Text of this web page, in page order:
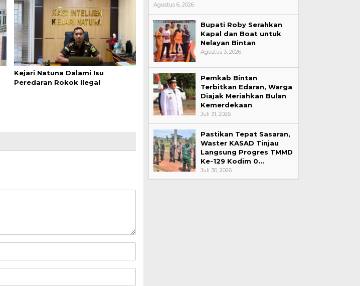
Kejari Natuna Dalami Isu
Peredaran Rokok Ilegal
Agustus 6, 2026
Bupati Roby Serahkan
Kapal dan Boat untuk
Nelayan Bintan
Agustus 3, 2026
Pemkab Bintan
Terbitkan Edaran, Warga
Diajak Meriahkan Bulan
Kemerdekaan
Juli 31, 2026
Pastikan Tepat Sasaran,
Waster KASAD Tinjau
Langsung Progres TMMD
Ke-129 Kodim 0…
Juli 30, 2026